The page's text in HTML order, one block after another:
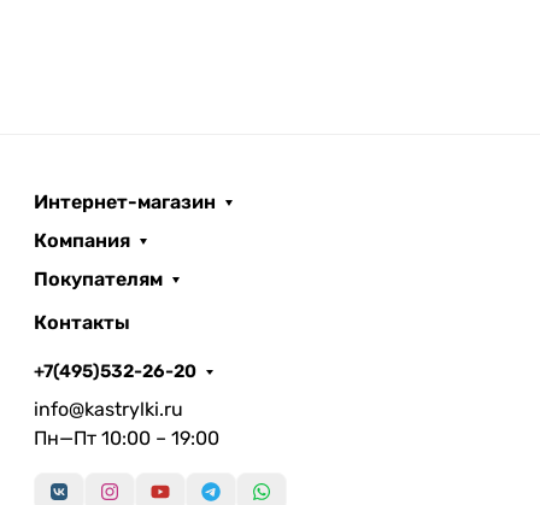
Интернет-магазин
Компания
Покупателям
Контакты
+7(495)532-26-20
info@kastrylki.ru
Пн—Пт 10:00 – 19:00